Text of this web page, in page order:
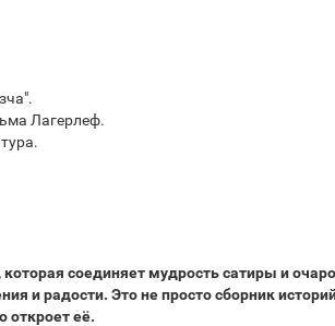
Лагерлеф.
которая соединяет мудрость сатиры и
и радости. Это не просто сборник
откроет её.